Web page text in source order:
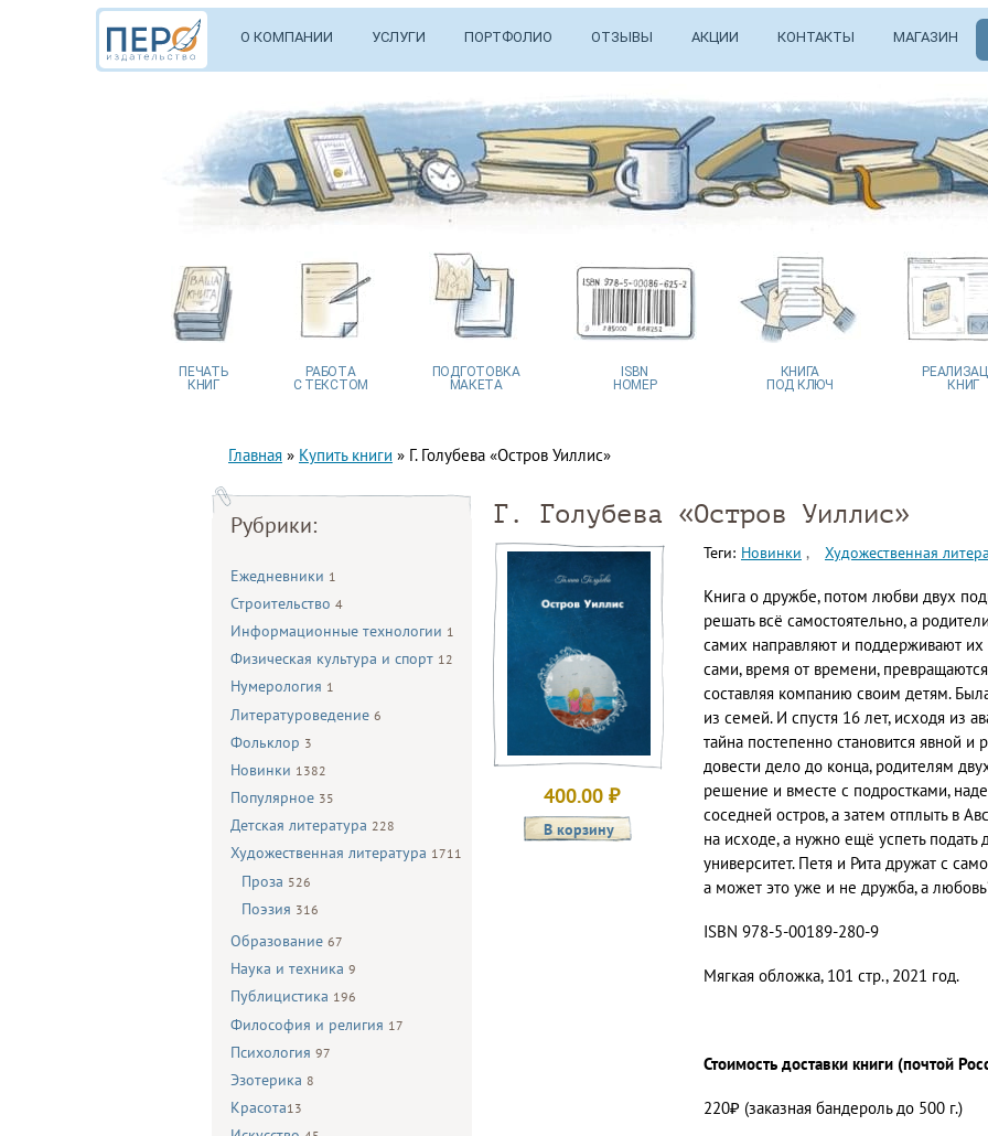
О КОМПАНИИ УСЛУГИ ПОРТФОЛИО ОТЗЫВЫ АКЦИИ КОНТАКТЫ МАГАЗИН
ПЕЧАТЬ
КНИГ
РАБОТА
С ТЕКСТОМ
ПОДГОТОВКА
МАКЕТА
ISBN
НОМЕР
КНИГА
ПОД КЛЮЧ
КНИГ
Главная » Купить книги » Г. Голубева «Остров Уиллис»
Рубрики:
Ежедневники 1
Строительство 4
Информационные технологии 1
Физическая культура и спорт 12
Нумерология 1
Литературоведение 6
Фольклор 3
Новинки 1382
Популярное 35
Детская литература 228
Художественная литература 1711
Проза 526
Поэзия 316
Образование 67
Наука и техника 9
Публицистика 196
Философия и религия 17
Психология 97
Эзотерика 8
Красота13
Г. Голубева «Остров Уиллис»
400.00 ₽
Теги: Новинки Художественная
Книга о дружбе, потом любви двух
решать всё самостоятельно, а
самих направляют и поддерживают
сами, время от времени,
составляя компанию своим детям.
из семей. И спустя 16 лет, исходя из
тайна постепенно становится явной и
довести дело до конца, родителям
решение и вместе с подростками,
соседней остров, а затем отплыть в
на исходе, а нужно ещё успеть подать
университет. Петя и Рита дружат с
а может это уже и не дружба, а
ISBN 978-5-00189-280-9
Мягкая обложка, 101 стр., 2021 год.
Стоимость доставки книги (почтой
220₽ (заказная бандероль до 500 г.)